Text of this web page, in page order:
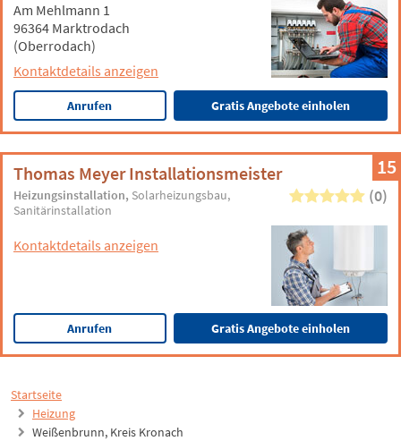
Startseite
Heizung
Weißenbrunn, Kreis Kronach
Am Mehlmann 1
96364 Marktrodach
(Oberrodach)
Kontaktdetails anzeigen
Anrufen Gratis Angebote einholen
15
Thomas Meyer Installationsmeister
Heizungsinstallation Solarheizungsbau
Sanitärinstallation
(0)
Kontaktdetails anzeigen
Anrufen Gratis Angebote einholen